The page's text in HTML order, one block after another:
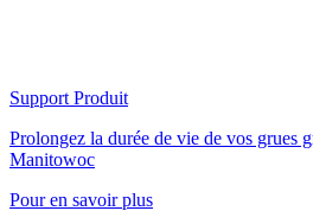
Support Produit
Prolongez la durée de vie de vos grues
Manitowoc
Pour en savoir plus